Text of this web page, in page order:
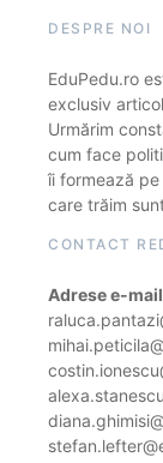
DESPRE NOI
EduPedu.ro
exclusiv
Urmărim
cum face
îi formează
care trăim
CONTACT
Adrese e-mail